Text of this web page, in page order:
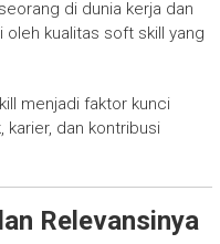
di dunia kerja dan
kualitas soft skill yang
menjadi faktor kunci
karier, dan kontribusi
Relevansinya